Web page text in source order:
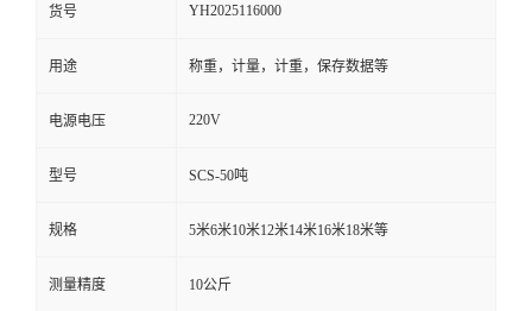
货号 YH2025116000
用途 称重，计量，计重，保存数据等
电源电压 220V
型号 SCS-50吨
规格 5米6米10米12米14米16米18米等
测量精度 10公斤